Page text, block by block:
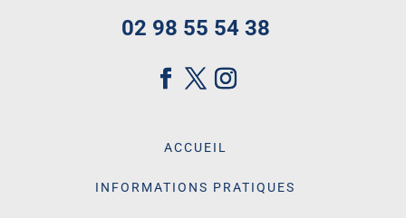
02 98 55 54 38
ACCUEIL
INFORMATIONS PRATIQUES